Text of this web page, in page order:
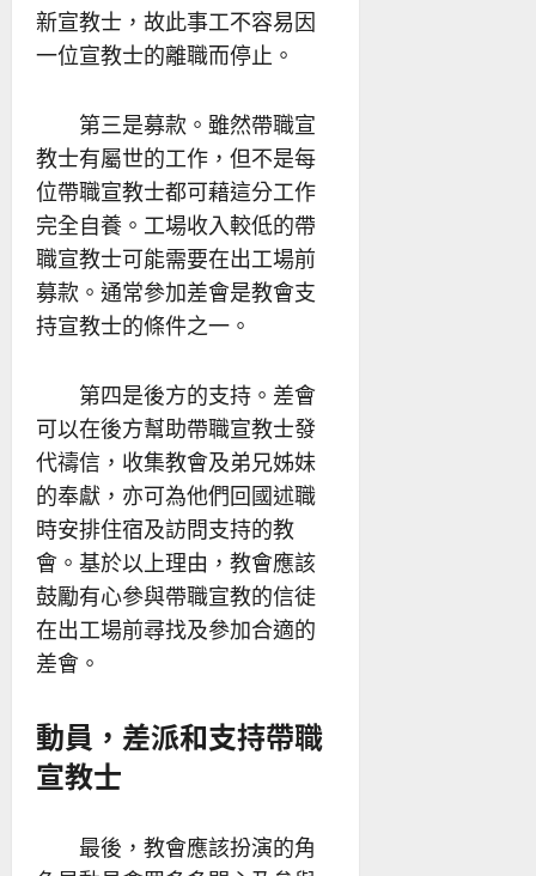
新宣教士，故此事工不容易因
一位宣教士的離職而停止。
第三是募款。雖然帶職宣
教士有屬世的工作，但不是每
位帶職宣教士都可藉這分工作
完全自養。工場收入較低的帶
職宣教士可能需要在出工場前
募款。通常參加差會是教會支
持宣教士的條件之一。
第四是後方的支持。差會
可以在後方幫助帶職宣教士發
代禱信，收集教會及弟兄姊妹
的奉獻，亦可為他們回國述職
時安排住宿及訪問支持的教
會。基於以上理由，教會應該
鼓勵有心參與帶職宣教的信徒
在出工場前尋找及參加合適的
差會。
動員，差派和支持帶職
宣教士
最後，教會應該扮演的角